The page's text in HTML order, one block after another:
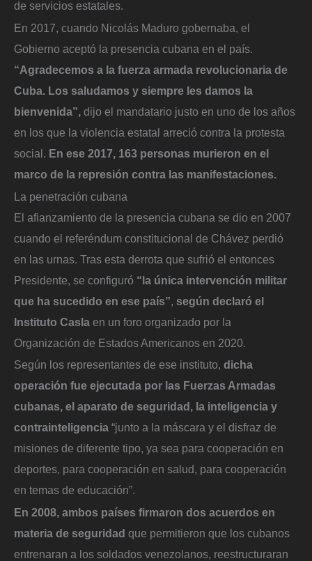
de servicios estatales.
En 2017, cuando Nicolás Maduro gobernaba, el
Gobierno aceptó la presencia cubana en el país.
“Agradecemos a la fuerza armada revolucionaria de
Cuba. Los saludamos y siempre les damos la
bienvenida”, dijo el mandatario justo en uno de los años
en los que la violencia estatal arreció contra la protesta
social. En ese 2017, 163 personas murieron en el
marco de la represión contra las manifestaciones.
La penetración cubana
El afianzamiento de la presencia cubana se dio en 2007
cuando el referéndum constitucional de Chávez perdió
en las urnas. Tras esta derrota que sufrió el entonces
Presidente, se configuró “la única intervención militar
que ha sucedido en ese país” según declaró el
Instituto Casla en un foro organizado por la
Organización de Estados Americanos en 2020.
Según los representantes de ese instituto, dicha
operación fue ejecutada por las Fuerzas Armadas
cubanas, el aparato de seguridad, la inteligencia y
contrainteligencia “junto a la máscara y el disfraz de
misiones de diferente tipo, ya sea para cooperación en
deportes, para cooperación en salud, para cooperación
en temas de educación”.
En 2008, ambos países firmaron dos acuerdos en
materia de seguridad que permitieron que los cubanos
entrenaran a los soldados venezolanos, reestructuraran